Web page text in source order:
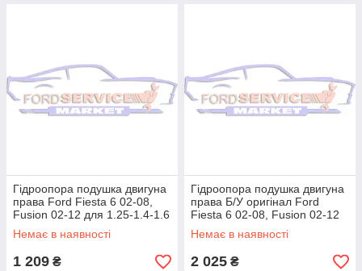
Гідроопора подушка двигуна
права Ford Fiesta 6 02-08,
Fusion 02-12 для 1.25-1.4-1.6
Duratec
Немає в наявності
1 209 ₴
Гідроопора подушка двигуна
права Б/У оригінал Ford
Fiesta 6 02-08, Fusion 02-12
для 1.25-1.4-1.6 Duratec
Немає в наявності
2 025 ₴